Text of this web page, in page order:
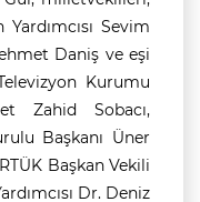
Sevim
Daniş ve eşi
Kurumu
Zahid Sobacı,
Başkanı Üner
Başkan Vekili
Dr. Deniz